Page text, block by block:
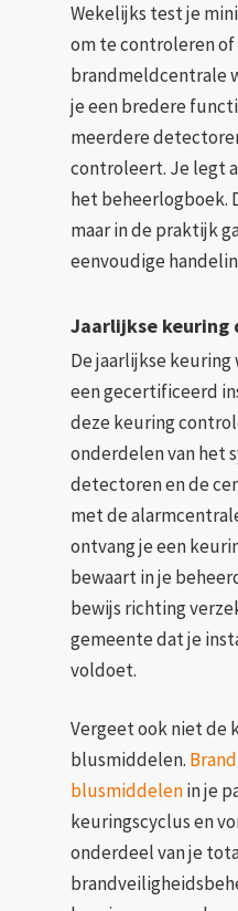
Wekelijks test je
om te controleren
brandmeldcentrale
je een bredere
meerdere
controleert. Je legt
het beheerlogboek.
maar in de praktijk
eenvoudige
Jaarlijkse keuring
De jaarlijkse
een gecertificeerd
deze keuring
onderdelen van het
detectoren en de
met de
ontvang je een
bewaart in je
bewijs richting
gemeente dat je
voldoet.
Vergeet ook niet de
blusmiddelen.
blusmiddelenin je
keuringscyclus en
onderdeel van je